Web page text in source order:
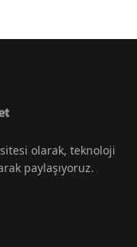
olarak, teknoloji
paylaşıyoruz.